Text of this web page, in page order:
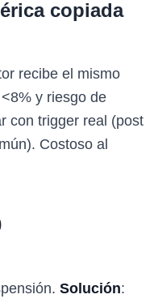
copiada
recibe el mismo
y riesgo de
con trigger real (post
Costoso al
Solución: